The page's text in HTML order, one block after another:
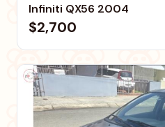
Infiniti QX56 2004
$2,700